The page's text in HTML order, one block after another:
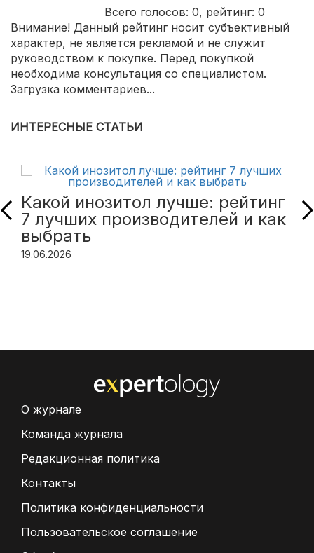
Всего голосов: 0, рейтинг: 0
Внимание! Данный рейтинг носит субъективный
характер, не является рекламой и не служит
руководством к покупке. Перед покупкой
необходима консультация со специалистом.
Загрузка комментариев...
ИНТЕРЕСНЫЕ СТАТЬИ
Какой инозитол лучше: рейтинг
7 лучших производителей и как
выбрать
19.06.2026
О журнале
Команда журнала
Редакционная политика
Контакты
Политика конфиденциальности
Пользовательское соглашение